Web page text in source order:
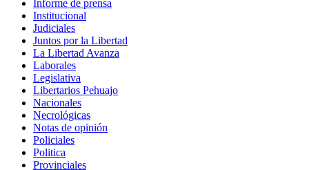
Informe de prensa
Institucional
Judiciales
Juntos por la Libertad
La Libertad Avanza
Laborales
Legislativa
Libertarios Pehuajo
Nacionales
Necrológicas
Notas de opinión
Policiales
Politica
Provinciales